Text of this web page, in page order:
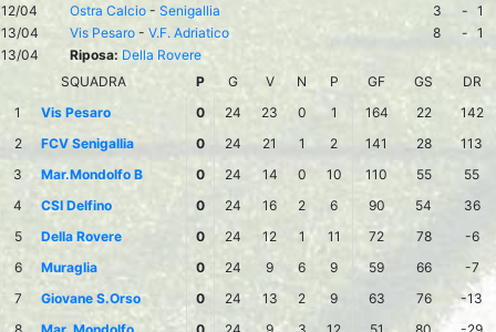
12/04
Ostra Calcio - Senigallia 3 - 1
13/04
Vis Pesaro - V.F. Adriatico 8 - 1
13/04
Riposa: Della Rovere
SQUADRA
P G V N P GF GS
DR
1
Vis Pesaro 0 24 23 0 1 164 22
142
2
FCV Senigallia 0 24 21 1 2 141 28
113
3
Mar.Mondolfo B 0 24 14 0 10 110 55
55
4
CSI Delfino 0 24 16 2 6 90 54
36
5
Della Rovere 0 24 12 1 11 72 78
-6
6
Muraglia 0 24 9 6 9 59 66
-7
7
Giovane S.Orso 0 24 13 2 9 63 76
-13